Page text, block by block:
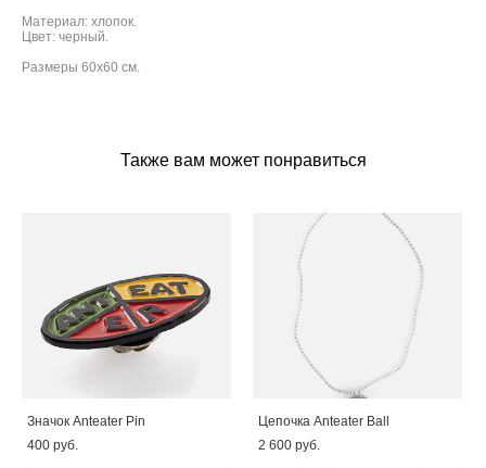
Материал: хлопок.
Цвет: черный.
Размеры 60х60 см.
Также вам может понравиться
Значок Anteater Pin
400 pуб.
Цепочка Anteater Ball
2 600 pуб.